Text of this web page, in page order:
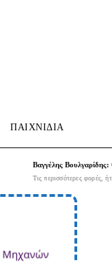
ΠΑΙΧΝΙΔΙΑ
Βαγγέλης Βουλγαρίδης:
Τις περισσότερες φορές,